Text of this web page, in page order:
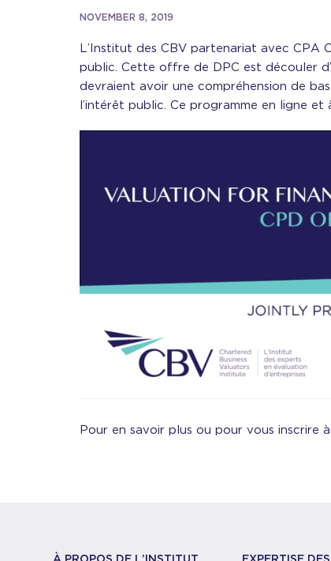
NOVEMBER 8, 2019
L’Institut des CBV partenariat avec CPA
public. Cette offre de DPC est découler
devraient avoir une compréhension de
l’intérêt public. Ce programme en ligne
Pour en savoir plus ou pour vous inscrire